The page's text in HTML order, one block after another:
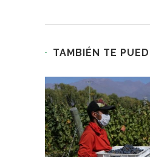
TAMBIÉN TE